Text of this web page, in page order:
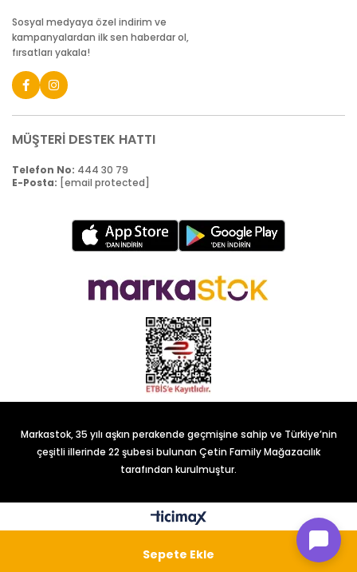
Sosyal medyaya özel indirim ve
kampanyalardan ilk sen haberdar ol,
fırsatları yakala!
MÜŞTERİ DESTEK HATTI
Telefon No: 444 30 79
E-Posta: [email protected]
Markastok, 35 yılı aşkın perakende geçmişine sahip ve Türkiye’nin
çeşitli illerinde 22 şubesi bulunan Çetin Family Mağazacılık
tarafından kurulmuştur.